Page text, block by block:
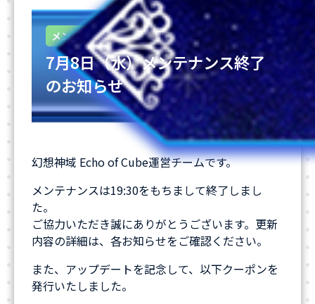
メンテナンス 2026-07-07
7月8日（水）メンテナンス終了
のお知らせ
幻想神域 Echo of Cube運営チームです。
メンテナンスは19:30をもちまして終了しまし
た。
ご協力いただき誠にありがとうございます。更新
内容の詳細は、各お知らせをご確認ください。
また、アップデートを記念して、以下クーポンを
発行いたしました。